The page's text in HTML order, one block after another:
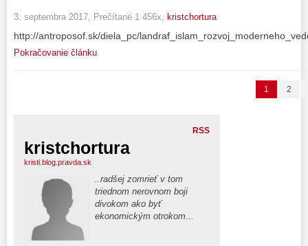
3. septembra 2017, Prečítané 1 456x, kristchortura
http://antroposof.sk/diela_pc/
Pokračovanie článku
1 2
RSS
kristchortura
kristi.blog.pravda.sk
..radšej zomrieť v tom
triednom nerovnom boji
divokom ako byť
ekonomickým otrokom...